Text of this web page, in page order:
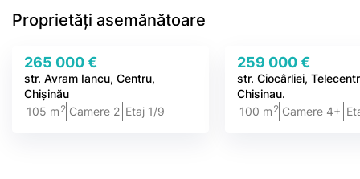
Proprietăți asemănătoare
265 000 €
str. Avram Iancu, Centru,
Chișinău
105 m 2 Camere 2 Etaj 1/9
259 000 €
str. Ciocârliei,
Chisinau.
100 m 2 Camere 4+